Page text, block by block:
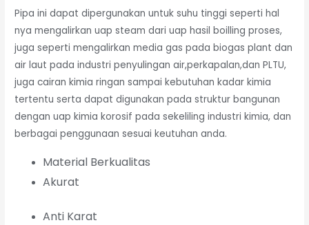
Pipa ini dapat dipergunakan untuk suhu tinggi seperti hal
nya mengalirkan uap steam dari uap hasil boilling proses,
juga seperti mengalirkan media gas pada biogas plant dan
air laut pada industri penyulingan air,perkapalan,dan PLTU,
juga cairan kimia ringan sampai kebutuhan kadar kimia
tertentu serta dapat digunakan pada struktur bangunan
dengan uap kimia korosif pada sekeliling industri kimia, dan
berbagai penggunaan sesuai keutuhan anda.
Material Berkualitas
Akurat
Anti Karat